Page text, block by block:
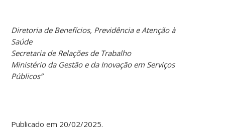
Diretoria de Benefícios, Previdência e Atenção à
Saúde
Secretaria de Relações de Trabalho
Ministério da Gestão e da Inovação em Serviços
Públicos”
Publicado em 20/02/2025.